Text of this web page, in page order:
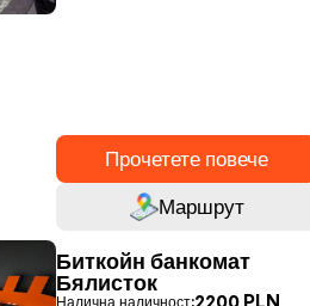
Прочетете повече
Маршрут
Биткойн банкомат
Бялисток
Налична наличност:2200 PLN